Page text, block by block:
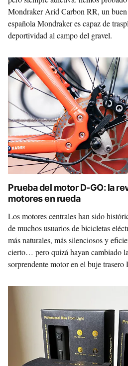
Mondraker Arid Carbon RR, un
española Mondraker es capaz de
deportividad al campo del gravel.
Prueba del motor D-GO: la
motores en rueda
Los motores centrales han sido
de muchos usuarios de bicicletas
más naturales, más silenciosos y
cierto… pero quizá hayan cambiado
sorprendente motor en el buje trasero